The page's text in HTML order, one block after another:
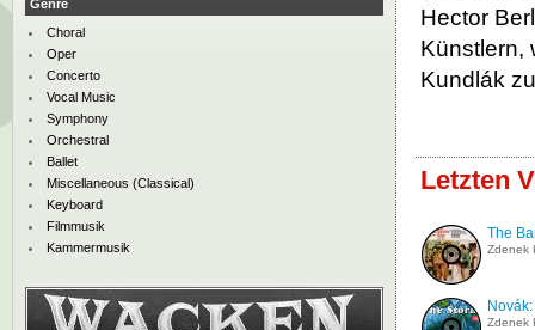
Hector
Künstlern,
Kundlák
Letzten
The
Zdenek
Zdenek
Genre
Choral
Oper
Concerto
Vocal Music
Symphony
Orchestral
Ballet
Miscellaneous (Classical)
Keyboard
Filmmusik
Kammermusik